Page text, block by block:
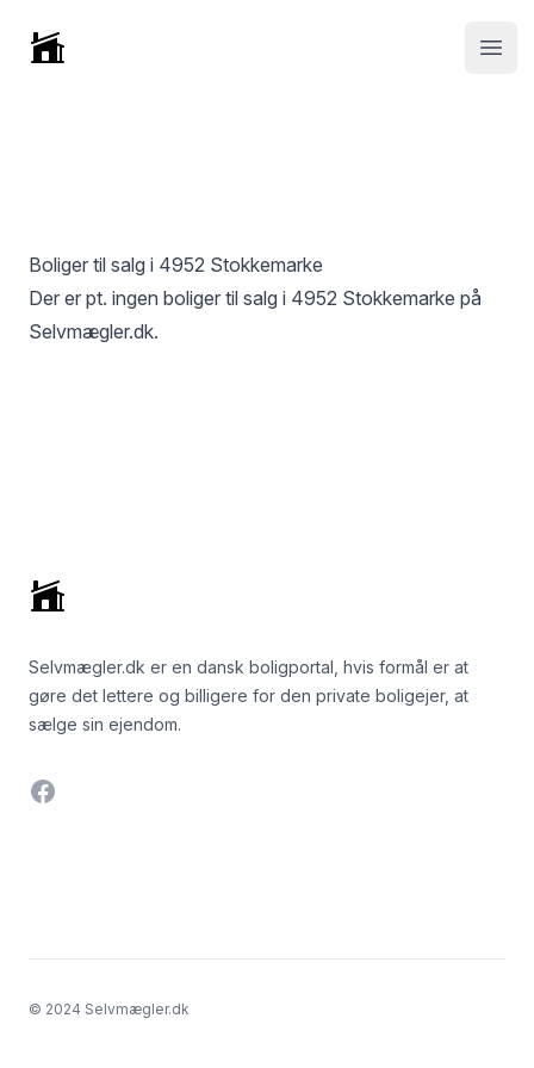
Selvmægler
Boliger til salg i 4952 Stokkemarke
Der er pt. ingen boliger til salg i 4952 Stokkemarke på
Selvmægler.dk.
Selvmægler.dk er en dansk boligportal, hvis formål er at
gøre det lettere og billigere for den private boligejer, at
sælge sin ejendom.
Facebook
© 2024 Selvmægler.dk